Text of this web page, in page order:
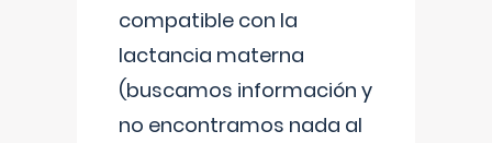
compatible con la
lactancia materna
(buscamos información y
no encontramos nada al